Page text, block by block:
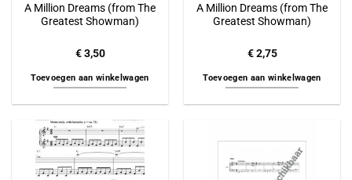
A Million Dreams (from The
Greatest Showman)
€3,50
Toevoegen aan winkelwagen
A Million Dreams (from The
Greatest Showman)
€2,75
Toevoegen aan winkelwagen